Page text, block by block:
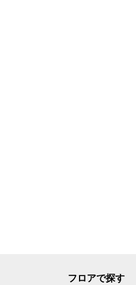
フロアで探す